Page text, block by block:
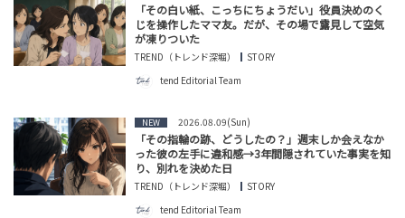
「その白い紙、こっちにちょうだい」役員決めのく
じを操作したママ友。だが、その場で露見して空気
が凍りついた
TREND（トレンド深堀）
STORY
tend Editorial Team
NEW 2026.08.09(Sun)
「その指輪の跡、どうしたの？」週末しか会えなか
った彼の左手に違和感→3年間隠されていた事実を知
り、別れを決めた日
TREND（トレンド深堀）
STORY
tend Editorial Team